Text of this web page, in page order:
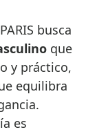
busca
que
y práctico,
equilibra
es